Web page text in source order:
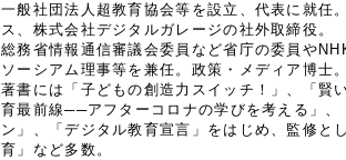
一般社団法人超教育協会等を設立、代表に就任
ス、株式会社デジタルガレージの社外取締役。
総務省情報通信審議会委員など省庁の委員や
ソーシアム理事等を兼任。政策・メディア博士。
著書には「子どもの創造力スイッチ！」、「賢
育最前線──アフターコロナの学びを考える」
ン」、「デジタル教育宣言」をはじめ、監修
育」など多数。